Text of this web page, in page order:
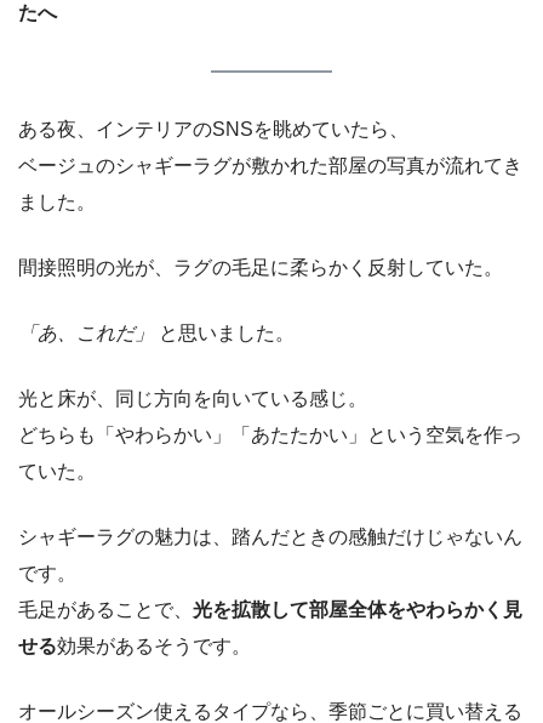
たへ
ある夜、インテリアのSNSを眺めていたら、
ベージュのシャギーラグが敷かれた部屋の写真が流れてき
ました。
間接照明の光が、ラグの毛足に柔らかく反射していた。
「あ、これだ」 と思いました。
光と床が、同じ方向を向いている感じ。
どちらも「やわらかい」「あたたかい」という空気を作っ
ていた。
シャギーラグの魅力は、踏んだときの感触だけじゃないん
です。
毛足があることで、 光を拡散して部屋全体をやわらかく見
せる効果があるそうです。
オールシーズン使えるタイプなら、季節ごとに買い替える